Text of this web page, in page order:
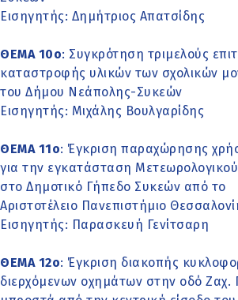
Εισηγητής: Δημήτριος Απατσίδης
ΘΕΜΑ 10o: Συγκρότηση τριμελούς
καταστροφής υλικών των σχολικών
του Δήμου Νεάπολης-Συκεών
Εισηγητής: Μιχάλης Βουλγαρίδης
ΘΕΜΑ 11o: Έγκριση παραχώρησης
για την εγκατάσταση
στο Δημοτικό Γήπεδο Συκεών από το
Αριστοτέλειο Πανεπιστήμιο
Εισηγητής: Παρασκευή Γενίτσαρη
ΘΕΜΑ 12o: Έγκριση διακοπής
διερχόμενων οχημάτων στην οδό Ζαχ.